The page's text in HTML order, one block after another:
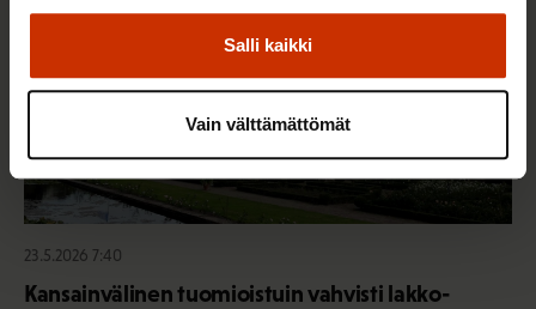
Salli kaikki
Vain välttämättömät
23.5.2026 7:40
Kansainvälinen tuomioistuin vahvisti lakko-